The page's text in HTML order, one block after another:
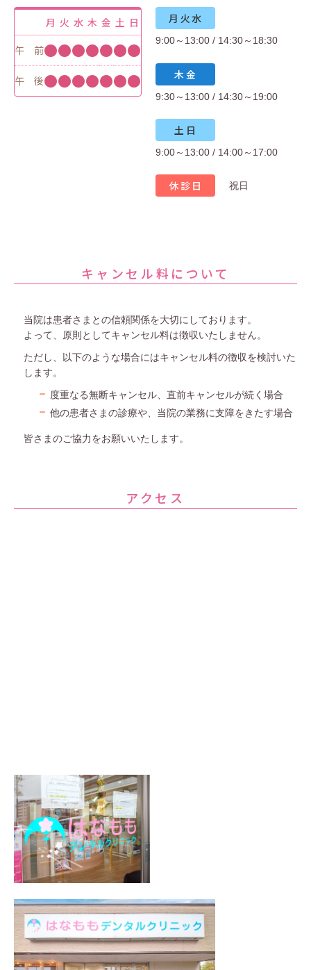
月 火 水 木 金 土 日
午 前●●●●●●●
午 後●●●●●●●
月火水
9:00～13:00 / 14:30～18:30
木金
9:30～13:00 / 14:30～19:00
土日
9:00～13:00 / 14:00～17:00
休診日 祝日
キャンセル料について
当院は患者さまとの信頼関係を大切にしております。
よって、原則としてキャンセル料は徴収いたしません。
ただし、以下のような場合にはキャンセル料の徴収を検討いた
します。
度重なる無断キャンセル、直前キャンセルが続く場合
他の患者さまの診療や、当院の業務に支障をきたす場合
皆さまのご協力をお願いいたします。
アクセス